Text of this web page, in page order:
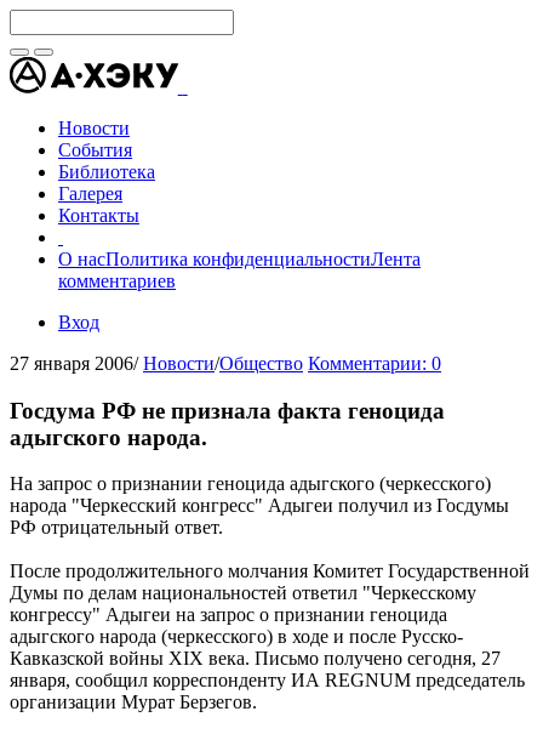
Новости
События
Библиотека
Галерея
Контакты
О насПолитика конфиденциальностиЛента
комментариев
Вход
27 января 2006/ Новости/Общество Комментарии: 0
Госдума РФ не признала факта геноцида
адыгского народа.
На запрос о признании геноцида адыгского (черкесского)
народа "Черкесский конгресс" Адыгеи получил из Госдумы
РФ отрицательный ответ.
После продолжительного молчания Комитет Государственной
Думы по делам национальностей ответил "Черкесскому
конгрессу" Адыгеи на запрос о признании геноцида
адыгского народа (черкесского) в ходе и после Русско-
Кавказской войны XIX века. Письмо получено сегодня, 27
января, сообщил корреспонденту ИА REGNUM председатель
организации Мурат Берзегов.